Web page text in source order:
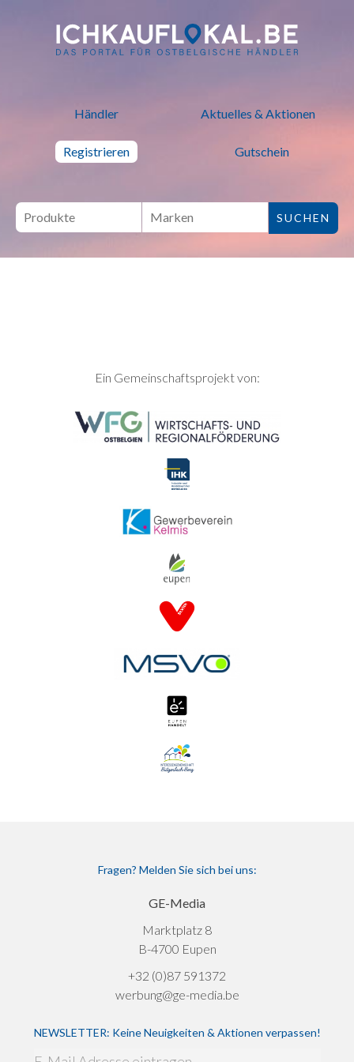
ich kauf lokal - Bei lokalen
Händler Aktuelles & Aktionen
Registrieren Gutschein
SEITENFUSSEin Gemeinschaftsprojekt von:
Fragen? Melden Sie sich bei uns:
GE-Media
Marktplatz 8
B-4700 Eupen
+32 (0)87 591372
werbung@ge-media.be
NEWSLETTER: Keine Neuigkeiten & Aktionen verpassen!